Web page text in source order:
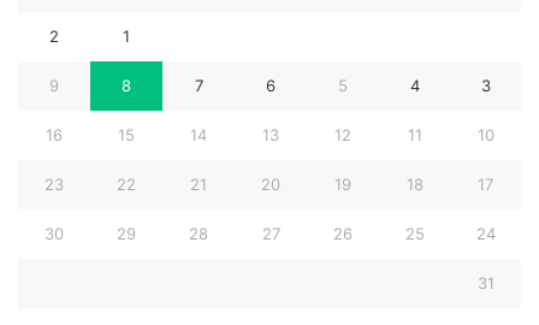
1
2
3
4
5
6
7
8
9
10
11
12
13
14
15
16
17
18
19
20
21
22
23
24
25
26
27
28
29
30
31